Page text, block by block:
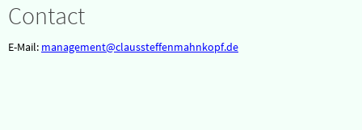
Contact
E-Mail: management@claussteffenmahnkopf.de